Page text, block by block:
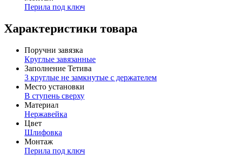
Перила под ключ
Характеристики товара
Поручни завязка
Круглые завязанные
Заполнение Тетива
3 круглые не замкнутые с держателем
Место установки
В ступень сверху
Материал
Нержавейка
Цвет
Шлифовка
Монтаж
Перила под ключ